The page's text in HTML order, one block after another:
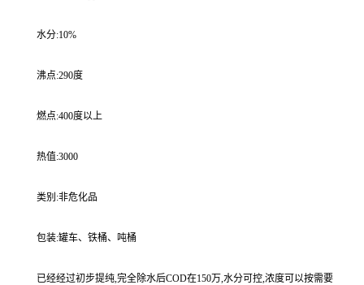
水分:10%
沸点:290度
燃点:400度以上
热值:3000
类别:非危化品
包装:罐车、铁桶、吨桶
已经经过初步提纯,完全除水后COD在150万,水分可控,浓度可以按需要